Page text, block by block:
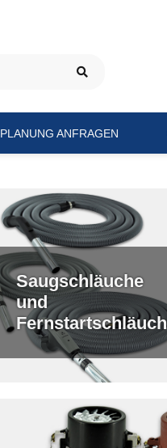
PLANUNG ANFRAGEN
Saugschläuche
und